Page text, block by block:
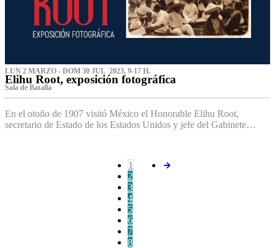
LUN 2 MARZO - DOM 30 JUL 2023, 9-17 H.
Elihu Root, exposición fotográfica
Sala de Batalla
En el otoño de 1907 visitó México el Honorable Elihu Root,
secretario de Estado de los Estados Unidos y jefe del Gabinete…
1
2
3
4
5
6
7
8